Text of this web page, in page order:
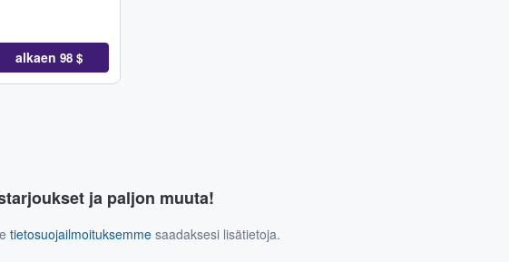
alkaen 98 $
ja paljon muuta!
tietosuojailmoituksemme saadaksesi lisätietoja.